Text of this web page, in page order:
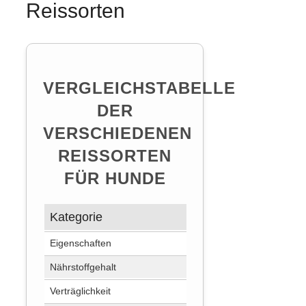
Reissorten
VERGLEICHSTABELLE
DER
VERSCHIEDENEN
REISSORTEN
FÜR HUNDE
Kategorie
Eigenschaften
Nährstoffgehalt
Verträglichkeit